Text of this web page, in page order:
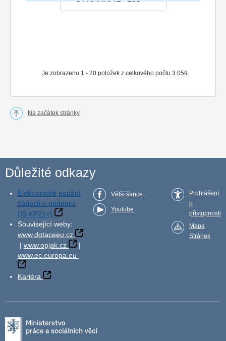
Je zobrazeno 1 - 20 položek z celkového počtu 3 059.
Na začátek stránky
Důležité odkazy
Elektronické podání
žádosti o podporu
(IS KP21+)
Související weby:
www.dotaceeu.cz
| www.opjak.cz
|
www.ec.europa.eu
Kariéra
Větší šance
Youtube
Prohlášení
o
přístupnosti
Mapa
Stránek